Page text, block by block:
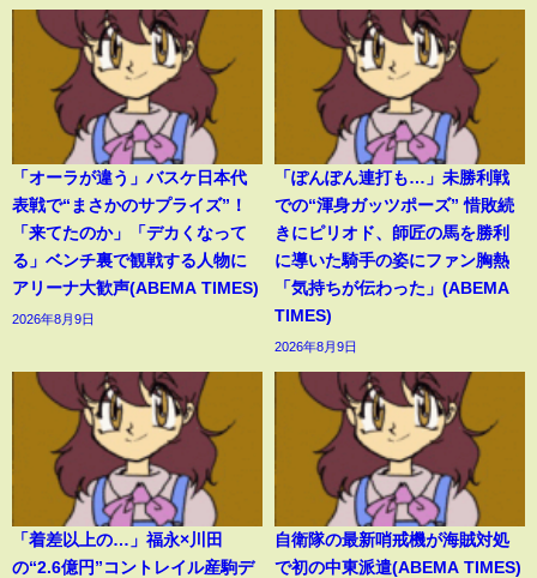
「オーラが違う」バスケ日本代
表戦で“まさかのサプライズ”！
「来てたのか」「デカくなって
る」ベンチ裏で観戦する人物に
アリーナ大歓声(ABEMA TIMES)
2026年8月9日
「ぽんぽん連打も…」未勝利戦
での“渾身ガッツポーズ” 惜敗続
きにピリオド、師匠の馬を勝利
に導いた騎手の姿にファン胸熱
「気持ちが伝わった」(ABEMA
TIMES)
2026年8月9日
「着差以上の…」福永×川田
の“2.6億円”コントレイル産駒デ
自衛隊の最新哨戒機が海賊対処
で初の中東派遣(ABEMA TIMES)